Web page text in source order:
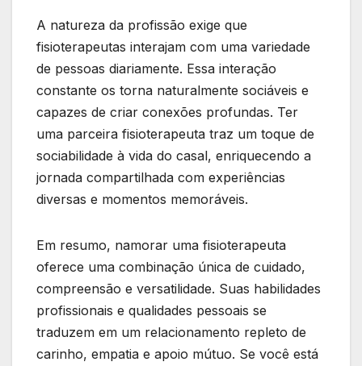
A natureza da profissão exige que
fisioterapeutas interajam com uma variedade
de pessoas diariamente. Essa interação
constante os torna naturalmente sociáveis e
capazes de criar conexões profundas. Ter
uma parceira fisioterapeuta traz um toque de
sociabilidade à vida do casal, enriquecendo a
jornada compartilhada com experiências
diversas e momentos memoráveis.
Em resumo, namorar uma fisioterapeuta
oferece uma combinação única de cuidado,
compreensão e versatilidade. Suas habilidades
profissionais e qualidades pessoais se
traduzem em um relacionamento repleto de
carinho, empatia e apoio mútuo. Se você está